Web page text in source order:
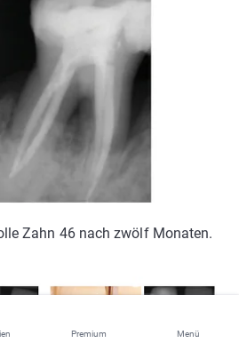
Premium Menü
Zahn 46 nach zwölf Monaten.